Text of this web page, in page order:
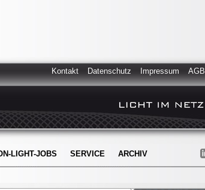
Kontakt Datenschutz Impressum AGB
LIGHT-JOBS SERVICE ARCHIV